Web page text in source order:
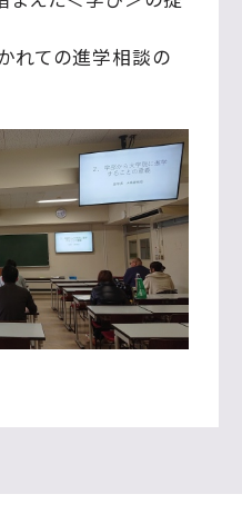
れての進学相談の